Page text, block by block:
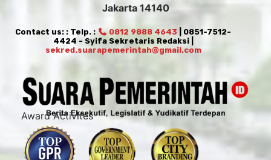
Jakarta 14140
Contact us: : Telp. : 0812 9888 4643 | 0851-7512-
4424 - Syifa Sekretaris Redaksi |
sekred.suarapemerintah@gmail.com
Award Activites